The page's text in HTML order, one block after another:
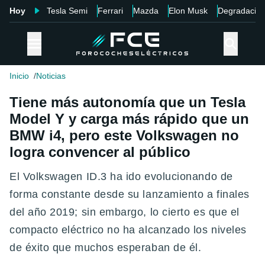
Hoy Tesla Semi Ferrari Mazda Elon Musk Degradación
Inicio Noticias
Tiene más autonomía que un Tesla
Model Y y carga más rápido que un
BMW i4, pero este Volkswagen no
logra convencer al público
El Volkswagen ID.3 ha ido evolucionando de
forma constante desde su lanzamiento a finales
del año 2019; sin embargo, lo cierto es que el
compacto eléctrico no ha alcanzado los niveles
de éxito que muchos esperaban de él.